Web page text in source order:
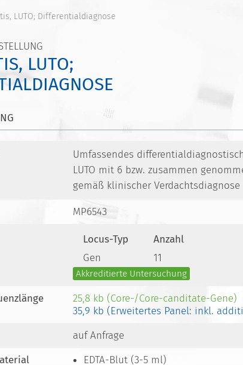
LUTO; Differentialdiagnose
LUTO;
Umfassendes
LUTO mit 6 bzw. zusammen
gemäß klinischer Verdachtsdiagnose
MP6543
Locus-Typ
Anzahl
Gen
11
Akkreditierte Untersuchung
25,8 kb (Core-/Core-canditate-Gene)
35,9 kb (Erweitertes Panel: inkl.
auf Anfrage
EDTA-Blut (3-5 ml)